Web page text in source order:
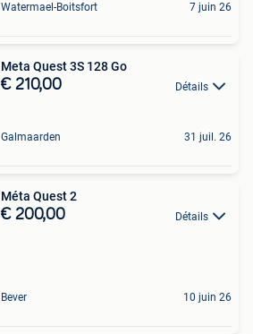
Watermael-Boitsfort 7 juin 26
Meta Quest 3S 128 Go
€ 210,00 Détails
Galmaarden 31 juil. 26
Méta Quest 2
€ 200,00 Détails
Bever 10 juin 26